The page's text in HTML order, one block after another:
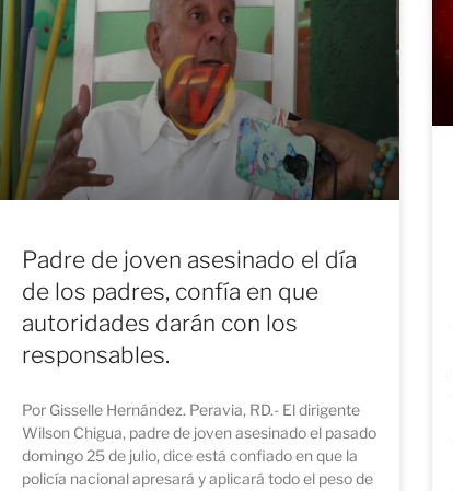
Padre de joven asesinado el día
de los padres, confía en que
autoridades darán con los
responsables.
Por Gisselle Hernández. Peravia, RD.- El dirigente
Wilson Chigua, padre de joven asesinado el pasado
domingo 25 de julio, dice está confiado en que la
policía nacional apresará y aplicará todo el peso de